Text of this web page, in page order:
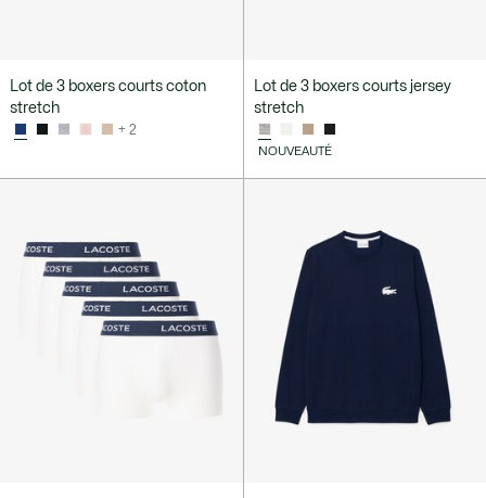
Lot de 3 boxers courts coton
stretch
+ 2
Lot de 3 boxers courts jersey
stretch
NOUVEAUTÉ